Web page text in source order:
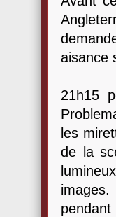
aisance
21h15
les
de la